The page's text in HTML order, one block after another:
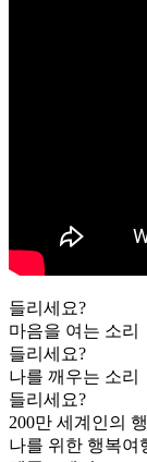
들리세요?
마음을 여는 소리
들리세요?
나를 깨우는 소리
들리세요?
200만 세계인의
나를 위한 행복여